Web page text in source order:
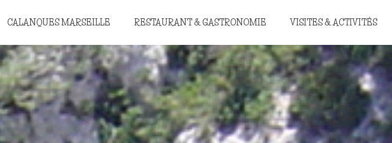
CALANQUES MARSEILLE RESTAURANT & GASTRONOMIE VISITES & ACTIVITÉS